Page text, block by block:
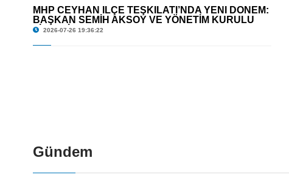
© MHP CEYHAN İLÇE TEŞKİLATI’NDA YENİ DÖNEM: BAŞKAN SEMİH
AKSOY VE YÖNETİM KURULU LİSTESİ AÇIKLANDI
MHP CEYHAN İLÇE TEŞKİLATI’NDA YENİ DÖNEM:
BAŞKAN SEMİH AKSOY VE YÖNETİM KURULU
LİSTESİ AÇIKLANDI
2026-07-26 19:36:22
Gündem